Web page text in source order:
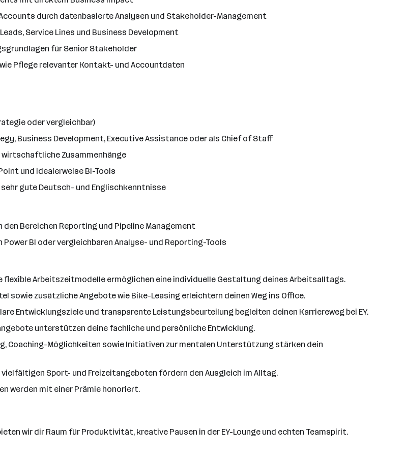
durch datenbasierte Analysen und Stakeholder-Management
Service Lines und Business Development
für Senior Stakeholder
Pflege relevanter Kontakt- und Accountdaten
oder vergleichbar)
Business Development, Executive Assistance oder als Chief of Staff
Zusammenhänge
und idealerweise BI-Tools
gute Deutsch- und Englischkenntnisse
Bereichen Reporting und Pipeline Management
BI oder vergleichbaren Analyse- und Reporting-Tools
flexible Arbeitszeitmodelle ermöglichen eine individuelle Gestaltung deines Arbeitsalltags.
zusätzliche Angebote wie Bike-Leasing erleichtern deinen Weg ins Office.
Entwicklungsziele und transparente Leistungsbeurteilung begleiten deinen Karriereweg bei EY.
unterstützen deine fachliche und persönliche Entwicklung.
Coaching-Möglichkeiten sowie Initiativen zur mentalen Unterstützung stärken dein
Sport- und Freizeitangeboten fördern den Ausgleich im Alltag.
werden mit einer Prämie honoriert.
wir dir Raum für Produktivität, kreative Pausen in der EY-Lounge und echten Teamspirit.